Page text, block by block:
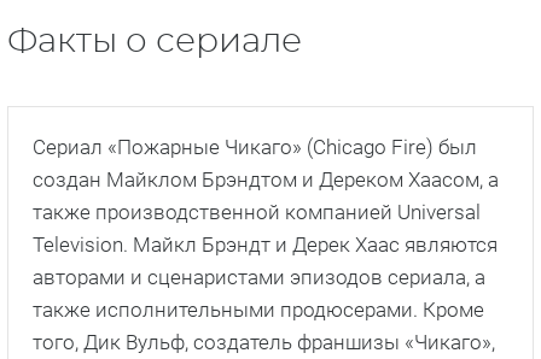
Факты о сериале
Сериал «Пожарные Чикаго» (Chicago Fire) был
создан Майклом Брэндтом и Дереком Хаасом, а
также производственной компанией Universal
Television. Майкл Брэндт и Дерек Хаас являются
авторами и сценаристами эпизодов сериала, а
также исполнительными продюсерами. Кроме
того, Дик Вульф, создатель франшизы «Чикаго»,